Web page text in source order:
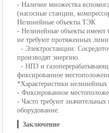
- Наличие множества
(насосные станции,
Нелинейные объекты ТЭК
- Нелинейные объекты имеют
не требуют протяженных
- Электростанции:
производят энергию.
- НПЗ и
фиксированное
*Характеристики нелинейных
- Фиксированное
- Часто требуют
оборудование.
▎Заключение